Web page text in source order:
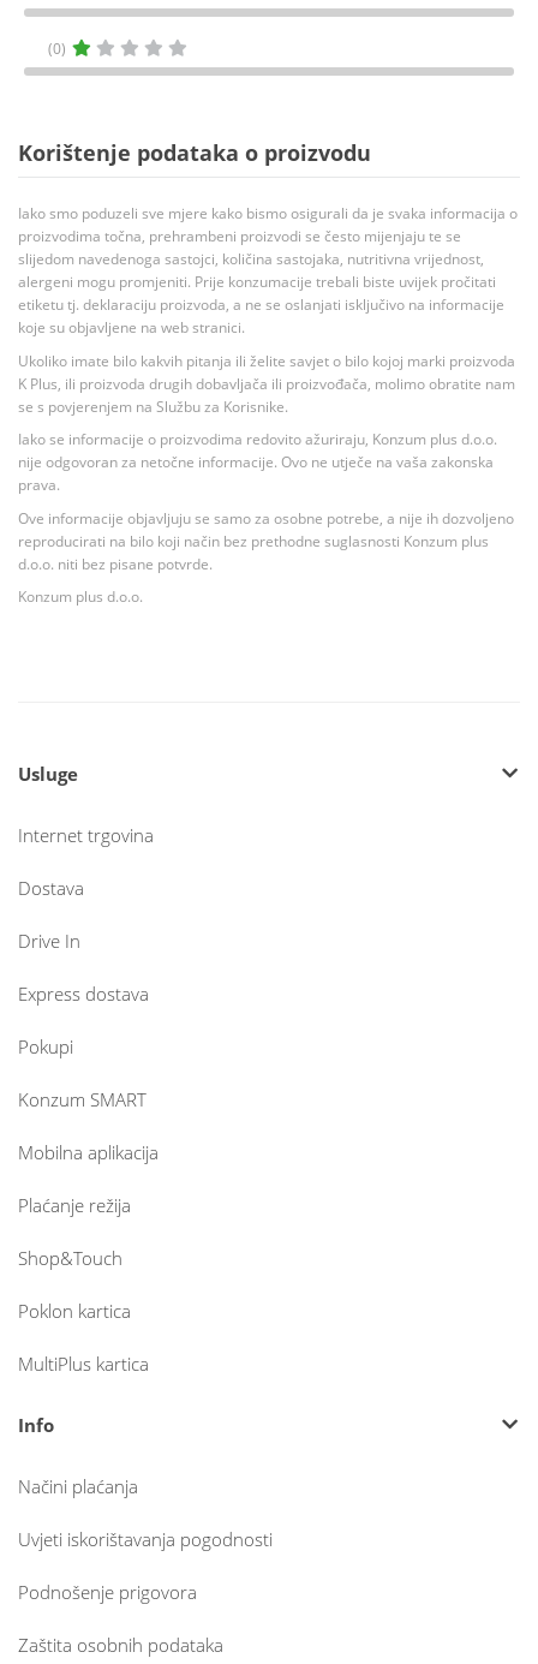
(0)
Korištenje podataka o proizvodu
Iako smo poduzeli sve mjere kako bismo osigurali da je svaka informacija o
proizvodima točna, prehrambeni proizvodi se često mijenjaju te se
slijedom navedenoga sastojci, količina sastojaka, nutritivna vrijednost,
alergeni mogu promjeniti. Prije konzumacije trebali biste uvijek pročitati
etiketu tj. deklaraciju proizvoda, a ne se oslanjati isključivo na informacije
koje su objavljene na web stranici.
Ukoliko imate bilo kakvih pitanja ili želite savjet o bilo kojoj marki proizvoda
K Plus, ili proizvoda drugih dobavljača ili proizvođača, molimo obratite nam
se s povjerenjem na Službu za Korisnike.
Iako se informacije o proizvodima redovito ažuriraju, Konzum plus d.o.o.
nije odgovoran za netočne informacije. Ovo ne utječe na vaša zakonska
prava.
Ove informacije objavljuju se samo za osobne potrebe, a nije ih dozvoljeno
reproducirati na bilo koji način bez prethodne suglasnosti Konzum plus
d.o.o. niti bez pisane potvrde.
Konzum plus d.o.o.
Usluge
Internet trgovina
Dostava
Drive In
Express dostava
Pokupi
Konzum SMART
Mobilna aplikacija
Plaćanje režija
Shop&Touch
Poklon kartica
MultiPlus kartica
Info
Načini plaćanja
Uvjeti iskorištavanja pogodnosti
Podnošenje prigovora
Zaštita osobnih podataka